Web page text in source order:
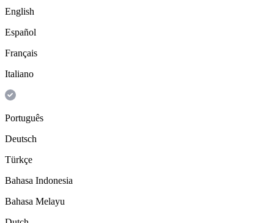
English
Español
Français
Italiano
Português
Deutsch
Türkçe
Bahasa Indonesia
Bahasa Melayu